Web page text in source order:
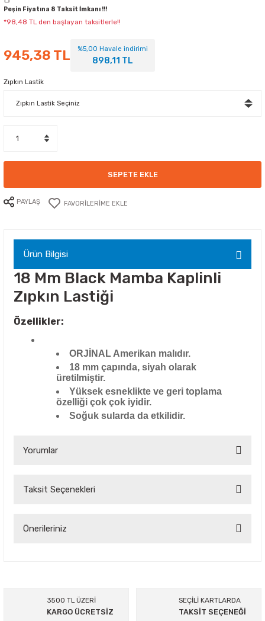
Peşin Fiyatına 8 Taksit İmkanı !!!
*98,48 TL den başlayan taksitlerle!!
945,38 TL %5,00 Havale indirimi
898,11 TL
Zıpkın Lastik
SEPETE EKLE
PAYLAŞ
Ürün Bilgisi
18 Mm Black Mamba Kaplinli
Zıpkın Lastiği
Özellikler:
ORJİNAL Amerikan malıdır.
18 mm çapında, siyah olarak
üretilmiştir.
Yüksek esneklikte ve geri toplama
özelliği çok çok iyidir.
Soğuk sularda da etkilidir.
Yorumlar
Bu ürüne ilk yorumu siz yapın!
Taksit Seçenekleri
Önerileriniz
Ürün resmi kalitesiz, bozuk veya görüntülenemiyor.
3500 TL ÜZERİ
KARGO ÜCRETSİZ
SEÇİLİ KARTLARDA
TAKSİT SEÇENEĞİ